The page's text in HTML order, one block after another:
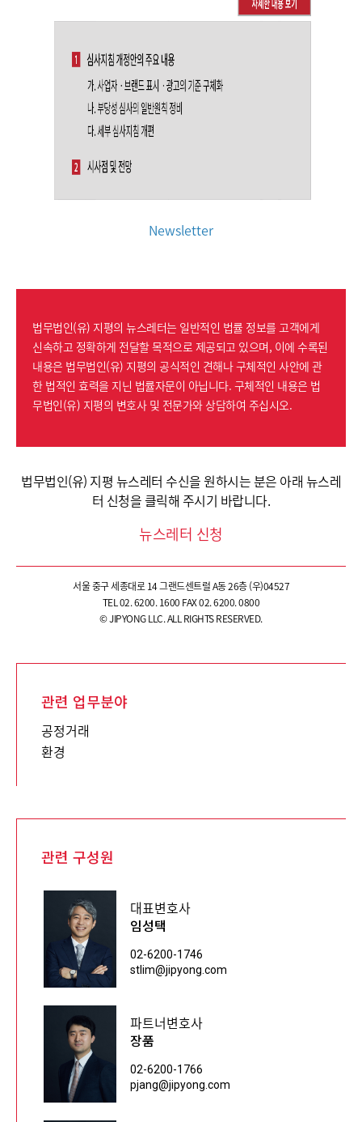
Newsletter
법무법인(유) 지평의 뉴스레터는 일반적인 법률 정보를 고객에게
신속하고 정확하게 전달할 목적으로 제공되고 있으며, 이에 수록된
내용은 법무법인(유) 지평의 공식적인 견해나 구체적인 사안에 관
한 법적인 효력을 지닌 법률자문이 아닙니다. 구체적인 내용은 법
무법인(유) 지평의 변호사 및 전문가와 상담하여 주십시오.
법무법인(유) 지평 뉴스레터 수신을 원하시는 분은 아래 뉴스레
터 신청을 클릭해 주시기 바랍니다.
뉴스레터 신청
서울 중구 세종대로 14 그랜드센트럴 A동 26층 (우)04527
TEL 02. 6200. 1600 FAX 02. 6200. 0800
© JIPYONG LLC. ALL RIGHTS RESERVED.
관련 업무분야
공정거래
환경
관련 구성원
대표변호사
임성택
02-6200-1746
stlim@jipyong.com
파트너변호사
장품
02-6200-1766
pjang@jipyong.com